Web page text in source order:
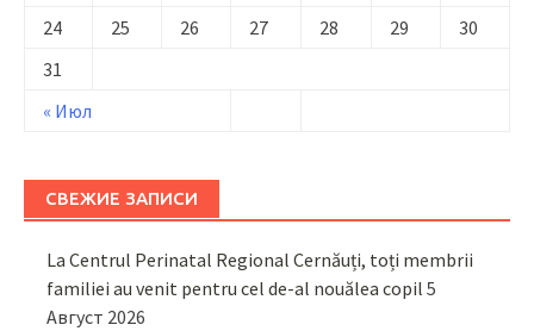
« Июл
24
25 26 27 28 29
30
31
СВЕЖИЕ ЗАПИСИ
La Centrul Perinatal Regional Cernăuți, toți membrii
familiei au venit pentru cel de-al nouălea copil 5
Август 2026